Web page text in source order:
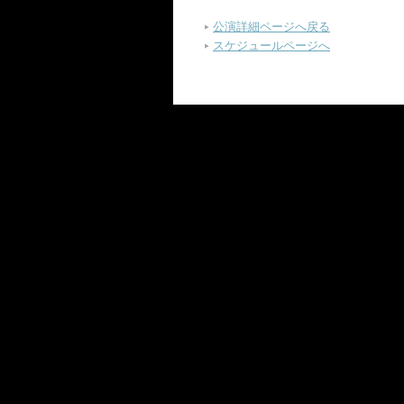
公演詳細ページへ戻る
スケジュールページへ